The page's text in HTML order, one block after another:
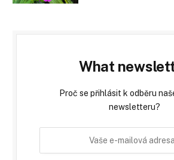
What
Proč se přihlásit k odběru
newsletteru?